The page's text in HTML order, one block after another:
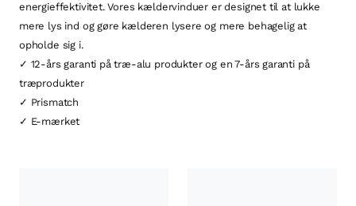
energieffektivitet. Vores kældervinduer er designet til at lukke
mere lys ind og gøre kælderen lysere og mere behagelig at
opholde sig i.
✓ 12-års garanti på træ-alu produkter og en 7-års garanti på
træprodukter
✓ Prismatch
✓ E-mærket